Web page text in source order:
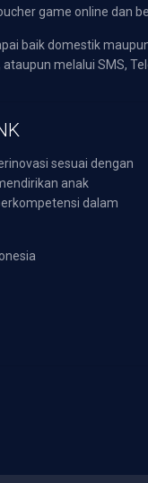
game online dan
baik domestik
melalui SMS,
sesuai dengan
anak
dalam